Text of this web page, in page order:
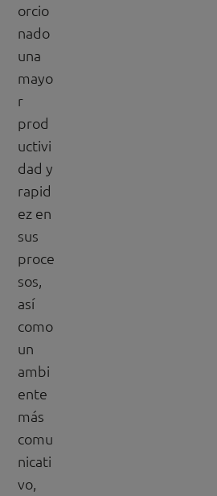
orcio
nado
una
mayo
r
prod
uctivi
dad y
rapid
ez en
sus
proce
sos,
así
como
un
ambi
ente
más
comu
nicati
vo,